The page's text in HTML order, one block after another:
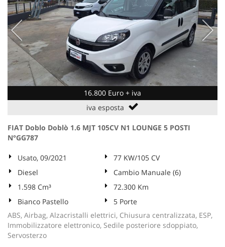
16.800 Euro + iva
iva esposta
FIAT Doblo Doblò 1.6 MJT 105CV N1 LOUNGE 5 POSTI
N°GG787
Usato, 09/2021
77 KW/105 CV
Diesel
Cambio Manuale (6)
1.598 Cm³
72.300 Km
Bianco Pastello
5 Porte
ABS, Airbag, Alzacristalli elettrici, Chiusura centralizzata, ESP,
Immobilizzatore elettronico, Sedile posteriore sdoppiato,
Servosterzo